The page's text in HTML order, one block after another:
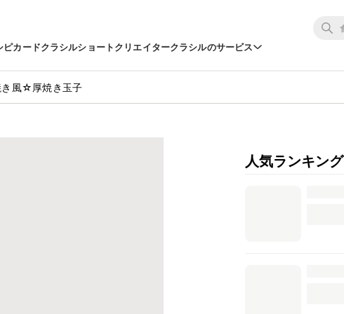
ピカードクラシルショートクリエイタークラシルのサービス
き風☆厚焼き玉子
人気ランキング